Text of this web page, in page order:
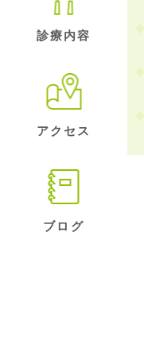
診療内容
アクセス
ブログ